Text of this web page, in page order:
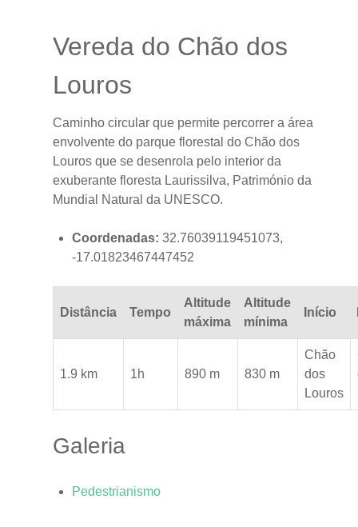
Vereda do Chão dos
Louros
Caminho circular que permite percorrer a área
envolvente do parque florestal do Chão dos
Louros que se desenrola pelo interior da
exuberante floresta Laurissilva, Património da
Mundial Natural da UNESCO.
Coordenadas: 32.76039119451073,
-17.01823467447452
Distância Tempo
Altitude
máxima
Altitude
mínima
Início
1.9 km 1h 890 m 830 m
Chão
dos
Louros
Galeria
Pedestrianismo